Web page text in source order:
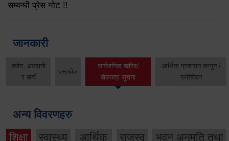
सम्बन्धी प्रेस नोट !!
जानकारी
बजेट, आम्दानी
र खर्च
दस्तावेज
सार्वजनिक खरिद/
बोलपत्र सूचना
आर्थिक प्रशासन कानुन /
प्रतिवेदन
अन्य विवरणहरु
शिक्षा
स्वास्थ्य
आर्थिक
राजस्व
भवन अनुमति तथा